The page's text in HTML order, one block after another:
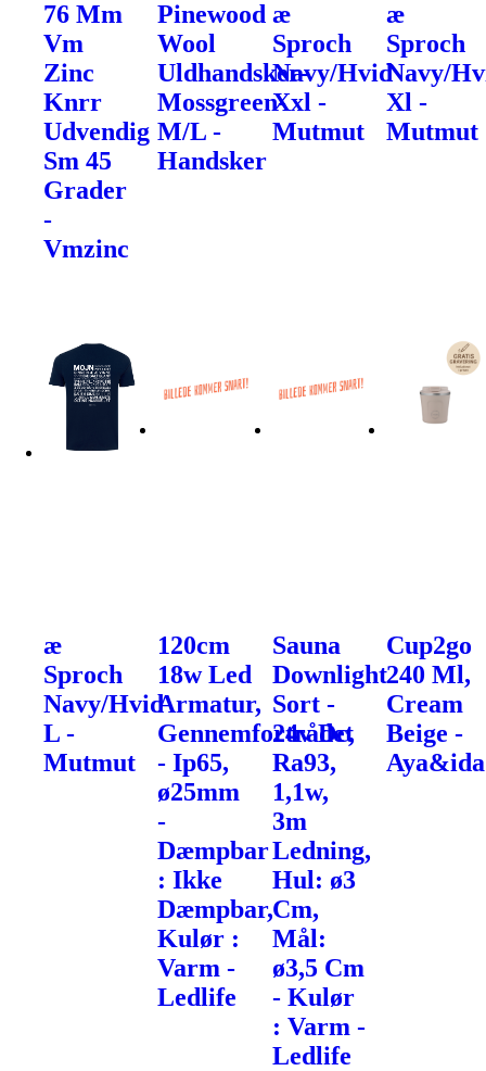
76 Mm
Vm
Zinc
Knrr
Udvendig
Sm 45
Grader
-
Vmzinc
Pinewood
Wool
Uldhandsker-
Mossgreen-
M/L -
Handsker
æ
Sproch
Navy/Hvid
Xxl -
Mutmut
æ
Sproch
Navy/
Xl -
Mutmut
æ
Sproch
Navy/Hvid
L -
Mutmut
120cm
18w Led
Armatur,
Gennemfortrådet
- Ip65,
ø25mm
-
Dæmpbar
: Ikke
Dæmpbar,
Kulør :
Varm -
Ledlife
Sauna
Downlight
Sort -
24v Dc,
Ra93,
1,1w,
3m
Ledning,
Hul: ø3
Cm,
Mål:
ø3,5 Cm
- Kulør
: Varm -
Ledlife
Cup2go
240 Ml,
Cream
Beige -
Aya&ida